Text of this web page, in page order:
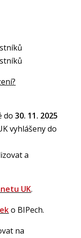
do 30. 11. 2025
vyhlášeny do
a
UK.
o BIPech.
na